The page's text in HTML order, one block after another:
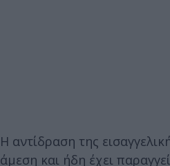
Η αντίδραση της
άμεση και ήδη έχει